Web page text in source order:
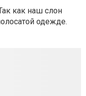
как наш слон
одежде.